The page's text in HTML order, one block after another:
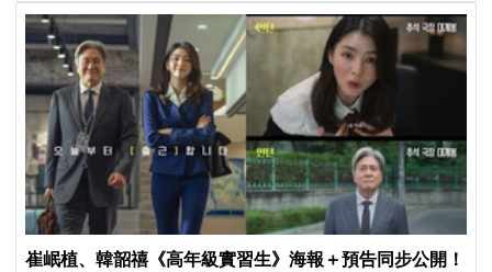
崔岷植、韓韶禧《高年級實習生》海報＋預告同步公開！